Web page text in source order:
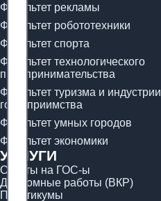
Факультет рекламы
Факультет робототехники
Факультет спорта
Факультет технологического
предпринимательства
Факультет туризма и индустрии
гостеприимства
Факультет умных городов
Факультет экономики
УСЛУГИ
Ответы на ГОС-ы
Дипломные работы (ВКР)
Практикумы